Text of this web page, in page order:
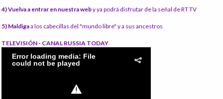
4) Vuelva a entrar en nuestra weby ya podrá disfrutar de la señal de RT TV
5) Maldigaa los cabecillas del "mundo libre" y a sus ancestros
TELEVISIÓN - CANAL RUSSIA TODAY